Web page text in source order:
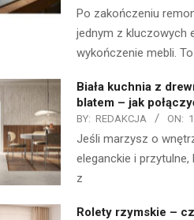
Po zakończeniu
jednym z kluczowych
wykończenie mebli. To
Biała kuchnia z
blatem – jak
BY: REDAKCJA ON:
Jeśli marzysz o
eleganckie i przytulne,
z
Rolety rzymskie –